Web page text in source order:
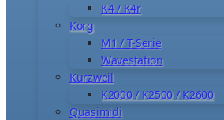
K4 / K4r
Korg
M1 / T-Serie
Wavestation
Kurzweil
K2000 / K2500 / K2600
Quasimidi